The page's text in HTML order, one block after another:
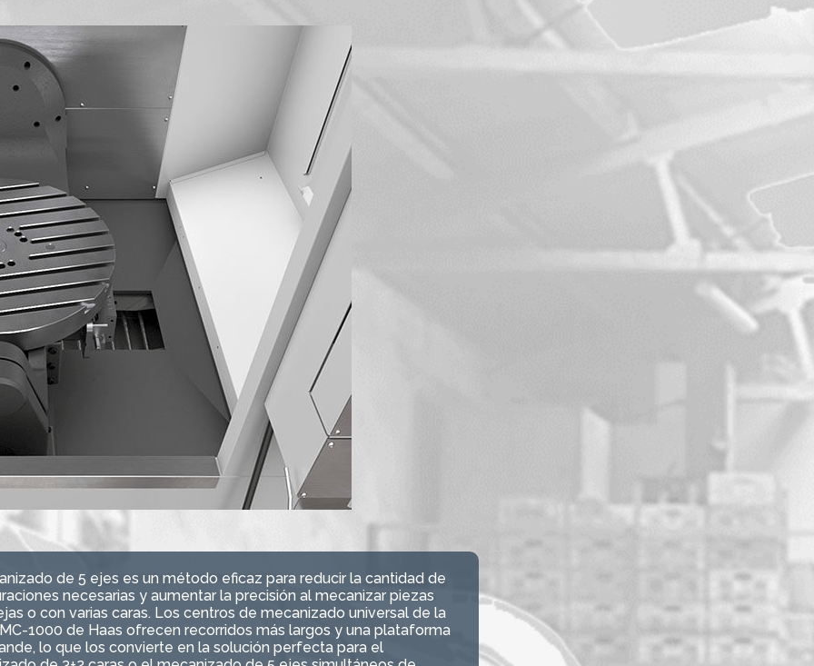
de 5 ejes es un método eficaz para reducir la cantidad de
necesarias y aumentar la precisión al mecanizar piezas
o con varias caras. Los centros de mecanizado universal de la
1000 de Haas ofrecen recorridos más largos y una plataforma
lo que los convierte en la solución perfecta para el